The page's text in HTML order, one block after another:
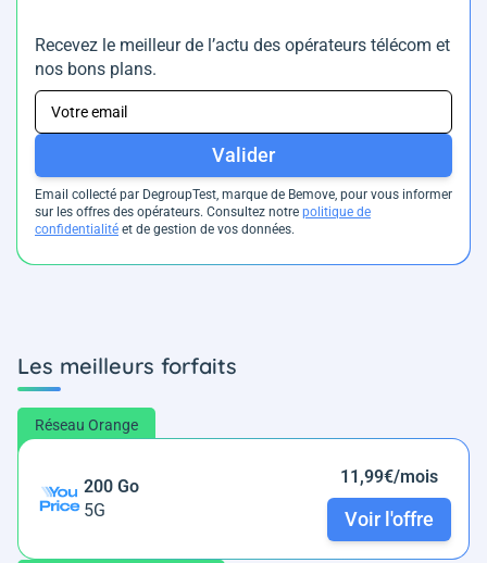
Recevez le meilleur de l’actu des opérateurs télécom et
nos bons plans.
Valider
Email collecté par DegroupTest, marque de Bemove, pour vous informer
sur les offres des opérateurs. Consultez notre politique de
confidentialité et de gestion de vos données.
Les meilleurs forfaits
Réseau Orange
200 Go
5G
11,99€/mois
Voir l'offre